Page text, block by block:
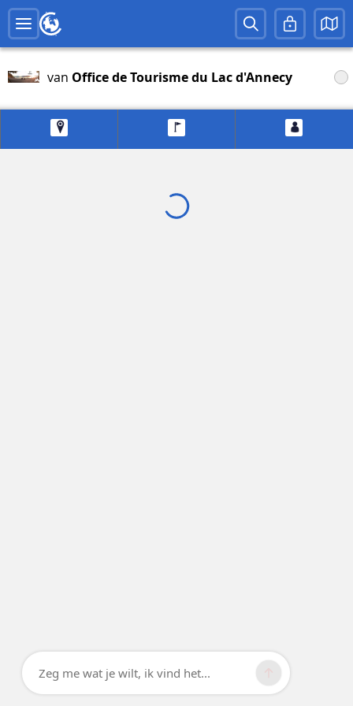
van Office de Tourisme du Lac d'Annecy
Zeg me wat je wilt, ik vind het...